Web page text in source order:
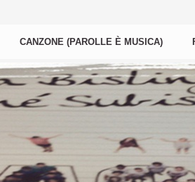
CANZONE (PAROLLE È MUSICA)